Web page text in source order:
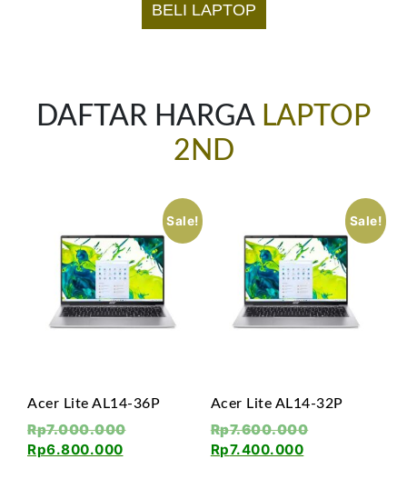
BELI LAPTOP
DAFTAR HARGA LAPTOP
2ND
Sale!
Acer Lite AL14-36P
Rp7.000.000
Rp6.800.000
Sale!
Acer Lite AL14-32P
Rp7.600.000
Rp7.400.000